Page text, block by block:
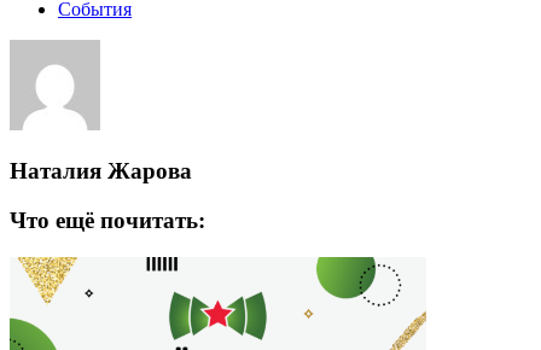
События
Наталия Жарова
Что ещё почитать: